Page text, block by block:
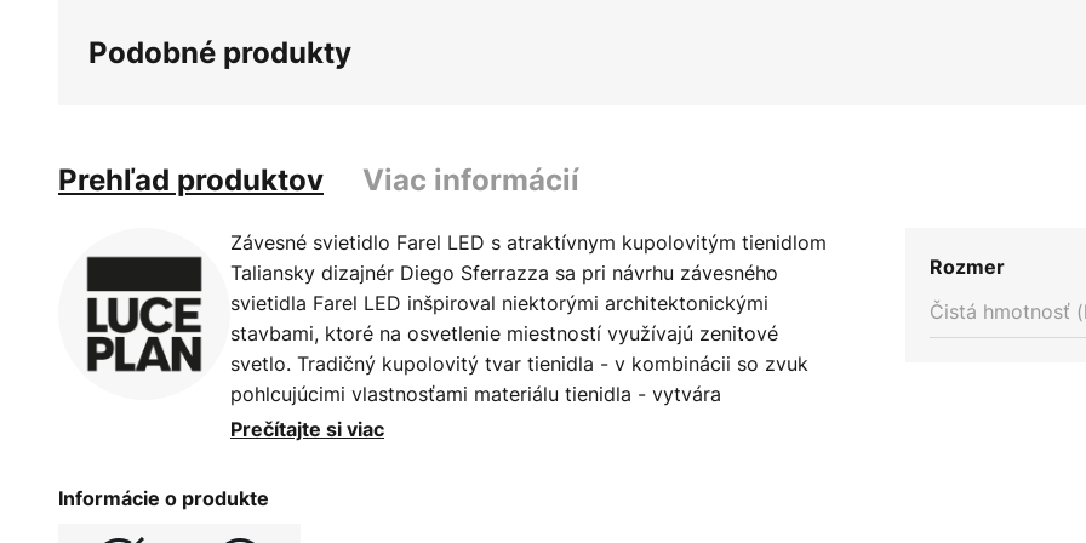
obrázkov
Podobné produkty
Prehľad produktov Viac informácií
Závesné svietidlo Farel LED s atraktívnym kupolovitým tienidlom
Taliansky dizajnér Diego Sferrazza sa pri návrhu závesného
svietidla Farel LED inšpiroval niektorými architektonickými
stavbami, ktoré na osvetlenie miestností využívajú zenitové
svetlo. Tradičný kupolovitý tvar tienidla - v kombinácii so zvuk
pohlcujúcimi vlastnosťami materiálu tienidla - vytvára
minimalistický efekt, a preto sa svietidlo Farel dokonale hodí do
tienidla potiahnutého textilom je mierne vrúbkovaná, čo v
kombinácii s vyžarovaním svetla vytvára atraktívny chiaroscuro
Prečítajte si viac
Informácie o produkte
Rozmer
Čistá hmotnosť